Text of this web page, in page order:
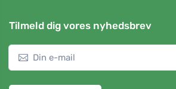
Tilmeld dig vores nyhedsbrev